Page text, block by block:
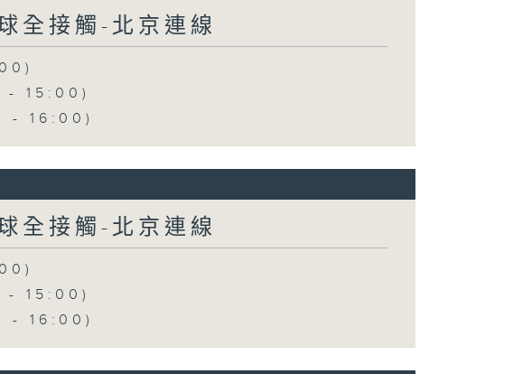
全接觸-北京連線
- 15:00)
- 16:00)
全接觸-北京連線
- 15:00)
- 16:00)